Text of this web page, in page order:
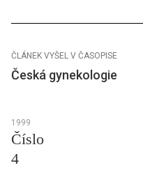
ČLÁNEK VYŠEL V ČASOPISE
Česká gynekologie
1999
Číslo
4